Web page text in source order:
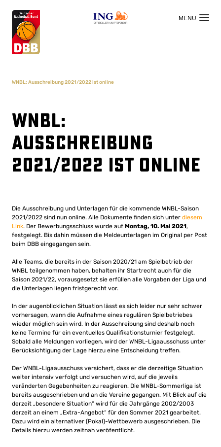
OFFIZIELLER HAUPTSPONSOR
WNBL: Ausschreibung 2021/2022 ist online
WNBL:
Ausschreibung
2021/2022 ist online
Die Ausschreibung und Unterlagen für die kommende WNBL-Saison
2021/2022 sind nun online. Alle Dokumente finden sich unter diesem
Link. Der Bewerbungsschluss wurde auf Montag, 10. Mai 2021,
festgelegt. Bis dahin müssen die Meldeunterlagen im Original per Post
beim DBB eingegangen sein.
Alle Teams, die bereits in der Saison 2020/21 am Spielbetrieb der
WNBL teilgenommen haben, behalten ihr Startrecht auch für die
Saison 2021/22, vorausgesetzt sie erfüllen alle Vorgaben der Liga und
die Unterlagen liegen fristgerecht vor.
In der augenblicklichen Situation lässt es sich leider nur sehr schwer
vorhersagen, wann die Aufnahme eines regulären Spielbetriebes
wieder möglich sein wird. In der Ausschreibung sind deshalb noch
keine Termine für ein eventuelles Qualifikationsturnier festgelegt.
Sobald alle Meldungen vorliegen, wird der WNBL-Ligaausschuss unter
Berücksichtigung der Lage hierzu eine Entscheidung treffen.
Der WNBL-Ligaausschuss versichert, dass er die derzeitige Situation
weiter intensiv verfolgt und versuchen wird, auf die jeweils
veränderten Gegebenheiten zu reagieren. Die WNBL-Sommerliga ist
bereits ausgeschrieben und an die Vereine gegangen. Mit Blick auf die
derzeit „besondere Situation“ wird für die Jahrgänge 2002/2003
derzeit an einem „Extra-Angebot“ für den Sommer 2021 gearbeitet.
Dazu wird ein alternativer (Pokal)-Wettbewerb ausgeschrieben. Die
Details hierzu werden zeitnah veröfentlicht.